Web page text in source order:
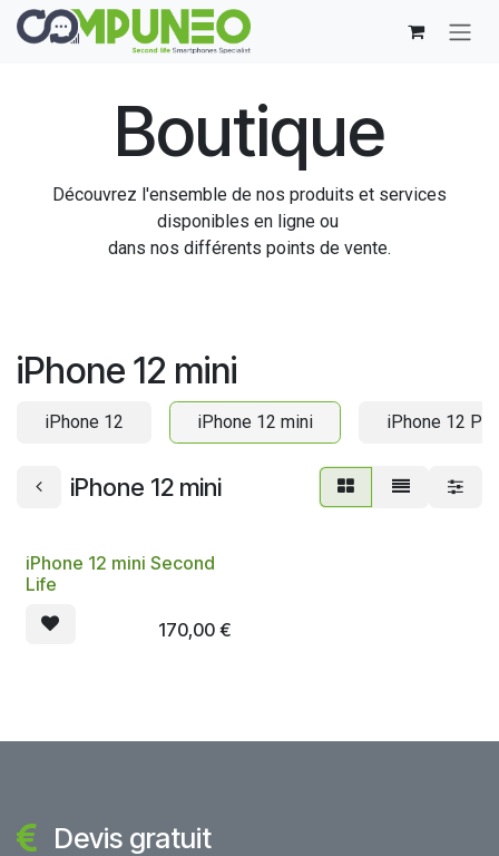
Se rendre au contenu
Boutique
Découvrez l'ensemble de nos produits et services
disponibles en ligne ou
dans nos différents points de vente.
iPhone 12 mini
iPhone 12 iPhone 12 mini iPhone 12 Pro
iPhone 12 mini
iPhone 12 mini Second
Life
170,00€
Devis gratuit